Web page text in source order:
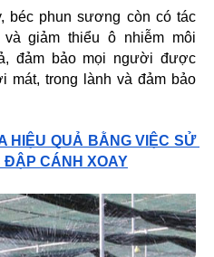
béc phun sương còn có tác
giảm thiểu ô nhiễm môi
đảm bảo mọi người được
mát, trong lành và đảm bảo
HIỆU QUẢ BẰNG VIỆC SỬ
ĐẬP CÁNH XOAY